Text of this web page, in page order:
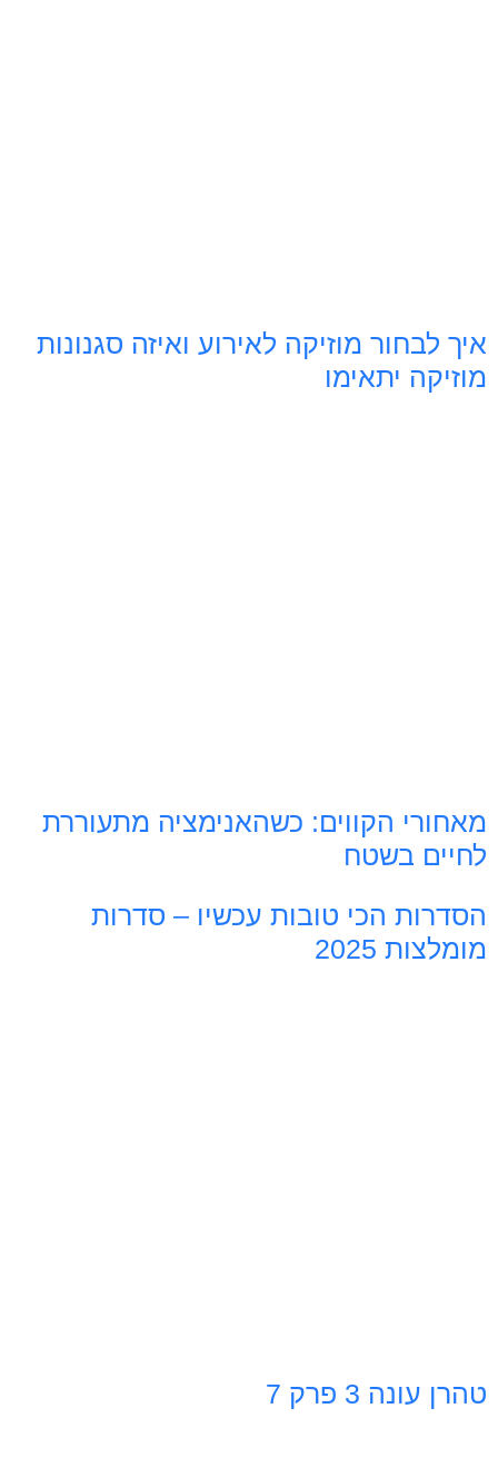
איך לבחור מוזיקה לאירוע ואיזה סגנונות
מוזיקה יתאימו
מאחורי הקווים: כשהאנימציה מתעוררת
לחיים בשטח
הסדרות הכי טובות עכשיו – סדרות
מומלצות 2025
טהרן עונה 3 פרק 7